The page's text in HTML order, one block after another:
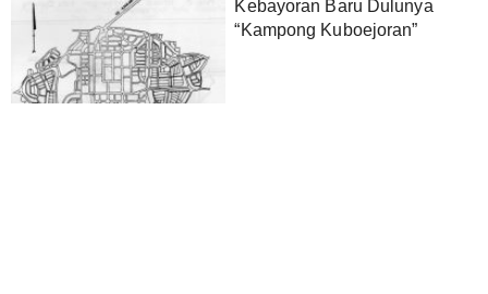
Kebayoran Baru Dulunya
“Kampong Kuboejoran”